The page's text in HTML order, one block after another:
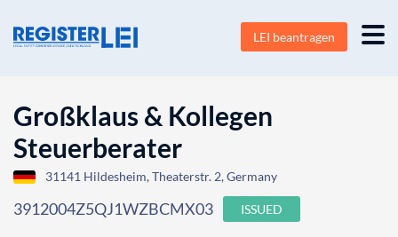
LEI beantragen
Großklaus & Kollegen
Steuerberater
31141 Hildesheim, Theaterstr. 2, Germany
3912004Z5QJ1WZBCMX03 ISSUED